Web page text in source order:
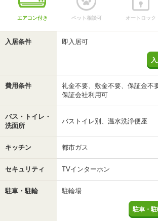
エアコン付き ペット相談可 オートロック
入居条件 即入居可
費用条件
礼金不要、敷金不要、保証金不
保証会社利用可
バス・トイレ・
洗面所
バストイレ別、温水洗浄便座
キッチン 都市ガス
セキュリティ TVインターホン
駐車・駐輪 駐輪場
駐車・